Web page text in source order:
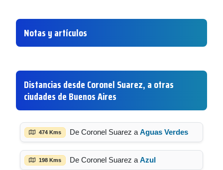
Notas y artículos
Distancias desde Coronel Suarez, a otras
ciudades de Buenos Aires
474 Kms De Coronel Suarez a Aguas Verdes
198 Kms De Coronel Suarez a Azul